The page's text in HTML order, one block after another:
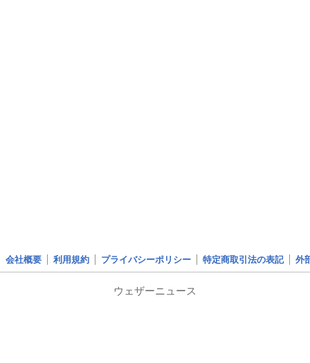
会社概要 利用規約 プライバシーポリシー 特定商取引法の表記 外
ウェザーニュース